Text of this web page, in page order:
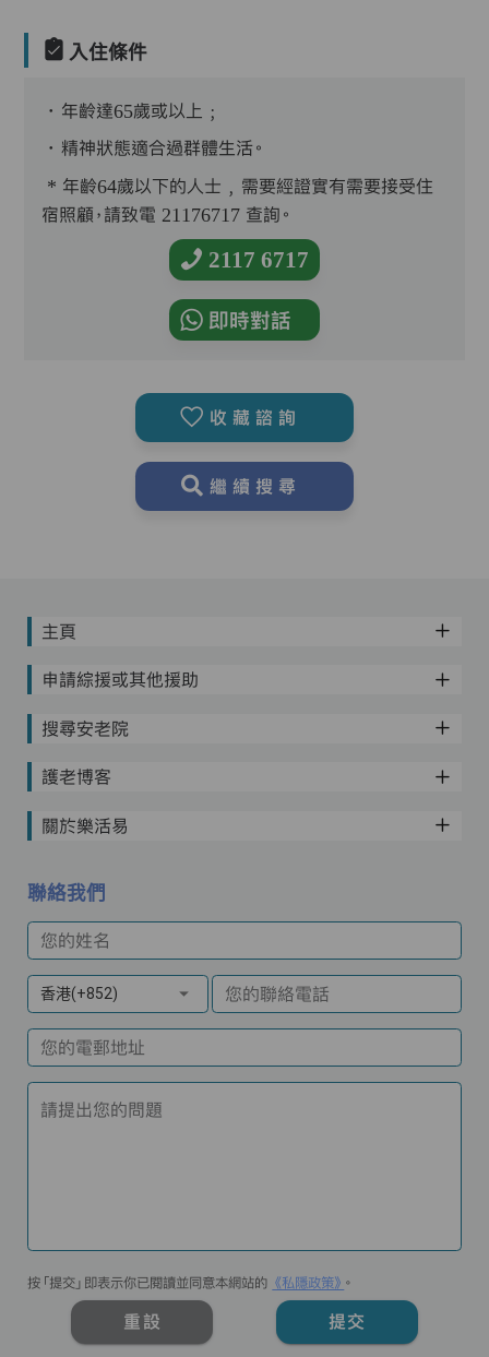
入住條件
．年齡達65歲或以上﹔
．精神狀態適合過群體生活。
* 年齡64歲以下的人士﹐需要經證實有需要接受住
宿照顧，請致電 21176717 查詢。
2117 6717
即時對話
收藏諮詢
繼續搜尋
主頁
申請綜援或其他援助
搜尋安老院
護老博客
關於樂活易
聯絡我們
您的姓名
香港(+852) 您的聯絡電話
您的電郵地址
請提出您的問題
按「提交」即表示你已閱讀並同意本網站的 《私隱政策》 。
重設 提交